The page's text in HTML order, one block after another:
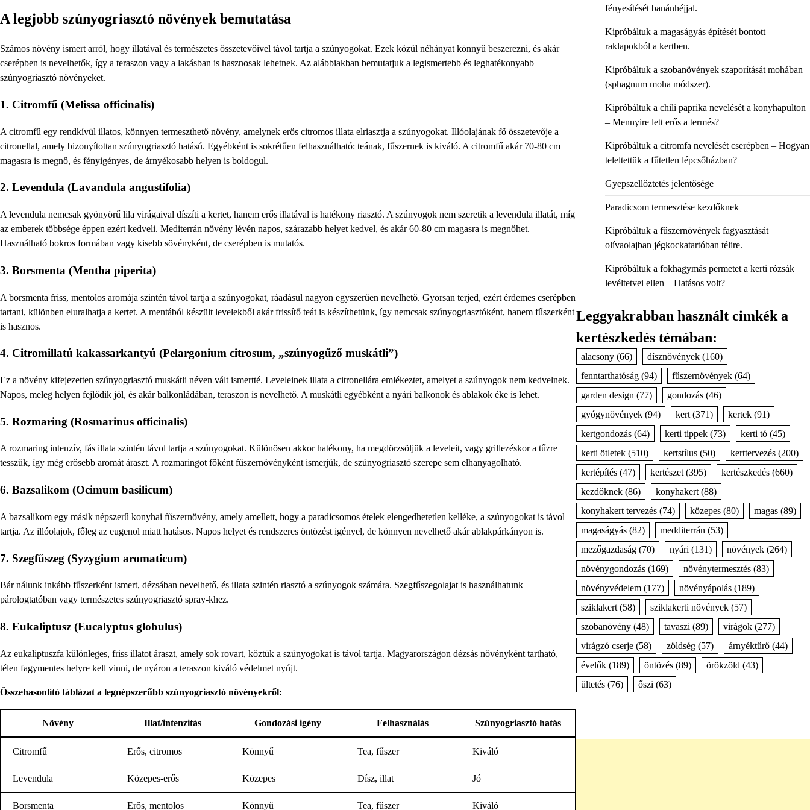
A legjobb szúnyogriasztó növények bemutatása
Számos növény ismert arról, hogy illatával és természetes összetevőivel távol tartja a szúnyogokat. Ezek közül néhányat könnyű beszerezni, és akár
cserépben is nevelhetők, így a teraszon vagy a lakásban is hasznosak lehetnek. Az alábbiakban bemutatjuk a legismertebb és leghatékonyabb
szúnyogriasztó növényeket.
1. Citromfű (Melissa officinalis)
A citromfű egy rendkívül illatos, könnyen termeszthető növény, amelynek erős citromos illata elriasztja a szúnyogokat. Illóolajának fő összetevője a
citronellal, amely bizonyítottan szúnyogriasztó hatású. Egyébként is sokrétűen felhasználható: teának, fűszernek is kiváló. A citromfű akár 70-80 cm
magasra is megnő, és fényigényes, de árnyékosabb helyen is boldogul.
2. Levendula (Lavandula angustifolia)
A levendula nemcsak gyönyörű lila virágaival díszíti a kertet, hanem erős illatával is hatékony riasztó. A szúnyogok nem szeretik a levendula illatát, míg
az emberek többsége éppen ezért kedveli. Mediterrán növény lévén napos, szárazabb helyet kedvel, és akár 60-80 cm magasra is megnőhet.
Használható bokros formában vagy kisebb sövényként, de cserépben is mutatós.
3. Borsmenta (Mentha piperita)
A borsmenta friss, mentolos aromája szintén távol tartja a szúnyogokat, ráadásul nagyon egyszerűen nevelhető. Gyorsan terjed, ezért érdemes cserépben
tartani, különben eluralhatja a kertet. A mentából készült levelekből akár frissítő teát is készíthetünk, így nemcsak szúnyogriasztóként, hanem fűszerként
is hasznos.
4. Citromillatú kakassarkantyú (Pelargonium citrosum, „szúnyogűző muskátli”)
Ez a növény kifejezetten szúnyogriasztó muskátli néven vált ismertté. Leveleinek illata a citronellára emlékeztet, amelyet a szúnyogok nem kedvelnek.
Napos, meleg helyen fejlődik jól, és akár balkonládában, teraszon is nevelhető. A muskátli egyébként a nyári balkonok és ablakok éke is lehet.
5. Rozmaring (Rosmarinus officinalis)
A rozmaring intenzív, fás illata szintén távol tartja a szúnyogokat. Különösen akkor hatékony, ha megdörzsöljük a leveleit, vagy grillezéskor a tűzre
tesszük, így még erősebb aromát áraszt. A rozmaringot főként fűszernövényként ismerjük, de szúnyogriasztó szerepe sem elhanyagolható.
6. Bazsalikom (Ocimum basilicum)
A bazsalikom egy másik népszerű konyhai fűszernövény, amely amellett, hogy a paradicsomos ételek elengedhetetlen kelléke, a szúnyogokat is távol
tartja. Az illóolajok, főleg az eugenol miatt hatásos. Napos helyet és rendszeres öntözést igényel, de könnyen nevelhető akár ablakpárkányon is.
7. Szegfűszeg (Syzygium aromaticum)
Bár nálunk inkább fűszerként ismert, dézsában nevelhető, és illata szintén riasztó a szúnyogok számára. Szegfűszegolajat is használhatunk
párologtatóban vagy természetes szúnyogriasztó spray-khez.
8. Eukaliptusz (Eucalyptus globulus)
Az eukaliptuszfa különleges, friss illatot áraszt, amely sok rovart, köztük a szúnyogokat is távol tartja. Magyarországon dézsás növényként tartható,
télen fagymentes helyre kell vinni, de nyáron a teraszon kiváló védelmet nyújt.
Összehasonlító táblázat a legnépszerűbb szúnyogriasztó növényekről:
Növény Illat/intenzitás Gondozási igény Felhasználás Szúnyogriasztó hatás
Citromfű Erős, citromos Könnyű Tea, fűszer Kiváló
Levendula Közepes-erős Közepes Dísz, illat Jó
Borsmenta Erős, mentolos Könnyű Tea, fűszer Kiváló
fényesítését banánhéjjal.
Kipróbáltuk a magaságyás építését bontott
raklapokból a kertben.
Kipróbáltuk a szobanövények szaporítását mohában
(sphagnum moha módszer).
Kipróbáltuk a chili paprika nevelését a konyhapulton
– Mennyire lett erős a termés?
Kipróbáltuk a citromfa nevelését cserépben – Hogyan
teleltettük a fűtetlen lépcsőházban?
Gyepszellőztetés jelentősége
Paradicsom termesztése kezdőknek
Kipróbáltuk a fűszernövények fagyasztását
olívaolajban jégkockatartóban télire.
Kipróbáltuk a fokhagymás permetet a kerti rózsák
levéltetvei ellen – Hatásos volt?
Leggyakrabban használt cimkék a
kertészkedés témában:
alacsony(66) dísznövények(160)
fenntarthatóság(94) fűszernövények(64)
garden design (77) gondozás(46)
gyógynövények(94) kert(371) kertek(91)
kertgondozás(64) kerti tippek(73) kerti tó(45)
kerti ötletek(510) kertstílus(50) kerttervezés(200)
kertépítés(47) kertészet(395) kertészkedés(660)
kezdőknek(86) konyhakert(88)
konyhakert tervezés(74) közepes(80) magas(89)
magaságyás(82) medditerrán (53)
mezőgazdaság(70) nyári (131) növények(264)
növénygondozás(169) növénytermesztés(83)
növényvédelem(177) növényápolás(189)
sziklakert(58) sziklakerti növények(57)
szobanövény(48) tavaszi (89) virágok(277)
virágzó cserje(58) zöldség(57) árnyéktűrő(44)
évelők(189) öntözés(89) örökzöld (43)
ültetés(76) őszi (63)